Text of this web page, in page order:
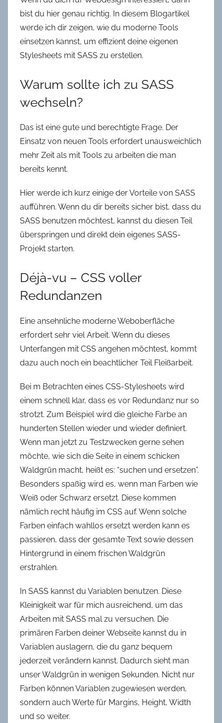
bist du hier genau richtig. In diesem Blogartikel
werde ich dir zeigen, wie du moderne Tools
einsetzen kannst, um effizient deine eigenen
Stylesheets mit SASS zu erstellen.
Warum sollte ich zu SASS
wechseln?
Das ist eine gute und berechtigte Frage. Der
Einsatz von neuen Tools erfordert unausweichlich
mehr Zeit als mit Tools zu arbeiten die man
bereits kennt.
Hier werde ich kurz einige der Vorteile von SASS
aufführen. Wenn du dir bereits sicher bist, dass du
SASS benutzen möchtest, kannst du diesen Teil
überspringen und direkt dein eigenes SASS-
Projekt starten.
Déjà-vu – CSS voller
Redundanzen
Eine ansehnliche moderne Weboberfläche
erfordert sehr viel Arbeit. Wenn du dieses
Unterfangen mit CSS angehen möchtest, kommt
dazu auch noch ein beachtlicher Teil Fleißarbeit.
Bei m Betrachten eines CSS-Stylesheets wird
einem schnell klar, dass es vor Redundanz nur so
strotzt. Zum Beispiel wird die gleiche Farbe an
hunderten Stellen wieder und wieder definiert.
Wenn man jetzt zu Testzwecken gerne sehen
möchte, wie sich die Seite in einem schicken
Waldgrün macht, heißt es: “suchen und ersetzen”.
Besonders spaßig wird es, wenn man Farben wie
Weiß oder Schwarz ersetzt. Diese kommen
nämlich recht häufig im CSS auf. Wenn solche
Farben einfach wahllos ersetzt werden kann es
passieren, dass der gesamte Text sowie dessen
Hintergrund in einem frischen Waldgrün
erstrahlen.
In SASS kannst du Variablen benutzen. Diese
Kleinigkeit war für mich ausreichend, um das
Arbeiten mit SASS mal zu versuchen. Die
primären Farben deiner Webseite kannst du in
Variablen auslagern, die du ganz bequem
jederzeit verändern kannst. Dadurch sieht man
unser Waldgrün in wenigen Sekunden. Nicht nur
Farben können Variablen zugewiesen werden,
sondern auch Werte für Margins, Height, Width
und so weiter.